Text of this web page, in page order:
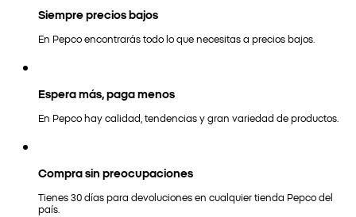
Siempre precios bajos
En Pepco encontrarás todo lo que necesitas a precios bajos.
Espera más, paga menos
En Pepco hay calidad, tendencias y gran variedad de productos.
Compra sin preocupaciones
Tienes 30 días para devoluciones en cualquier tienda Pepco del
país.